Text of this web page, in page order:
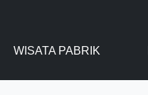
WISATA PABRIK